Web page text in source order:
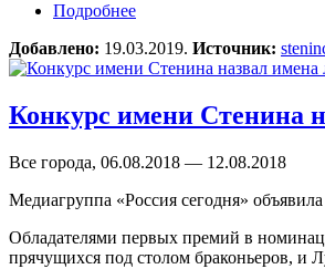
Подробнее
Добавлено: 19.03.2019. Источник:
Конкурс имени Стенина
Все города, 06.08.2018 — 12.08.2018
Медиагруппа «Россия сегодня»
Обладателями первых премий в
прячущихся под столом браконьеров, и